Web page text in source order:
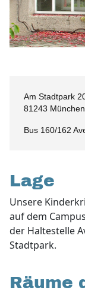
Am Stadtpark
81243
Bus 160/162
Lage
Unsere
auf dem
der Haltestelle
Stadtpark.
Räume